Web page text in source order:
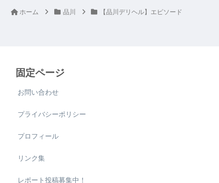
ホーム 品川 【品川デリヘル】エピソード
固定ページ
お問い合わせ
プライバシーポリシー
プロフィール
リンク集
レポート投稿募集中！